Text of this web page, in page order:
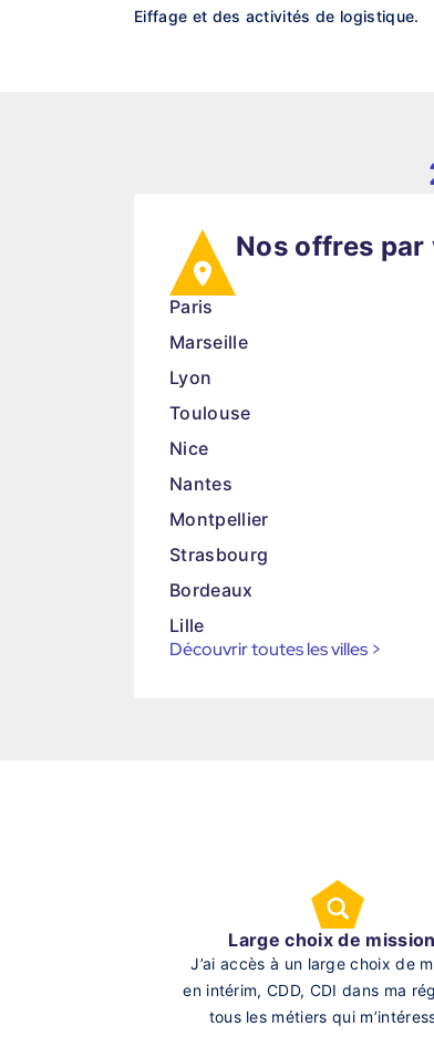
Eiffage et des activités de logistique.
Nos offres par
Paris
Marseille
Lyon
Toulouse
Nice
Nantes
Montpellier
Strasbourg
Bordeaux
Lille
Découvrir toutes les villes >
Large choix de
J’ai accès à un large choix de
en intérim, CDD, CDI dans ma
tous les métiers qui